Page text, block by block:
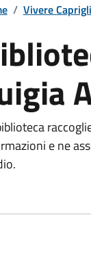
/ Vivere
e ne